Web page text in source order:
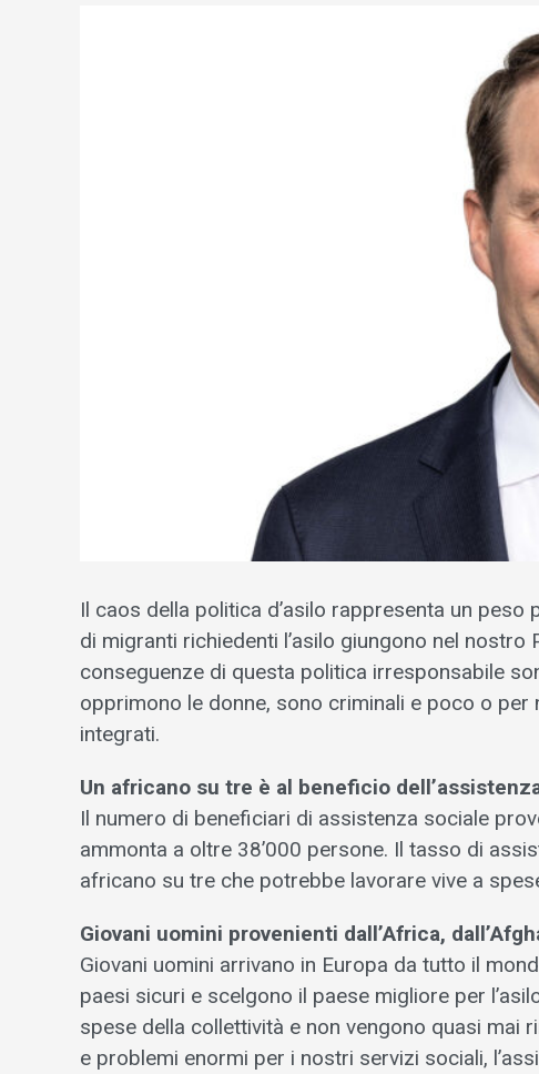
Il caos della politica d’asilo rappresenta un
di migranti richiedenti l’asilo giungono nel
conseguenze di questa politica irresponsabile
opprimono le donne, sono criminali e poco o
integrati.
Un africano su tre è al beneficio
Il numero di beneficiari di assistenza sociale
ammonta a oltre 38’000 persone. Il tasso di
africano su tre che potrebbe lavorare vive a
Giovani uomini provenienti dall’Africa,
Giovani uomini arrivano in Europa da tutto il
paesi sicuri e scelgono il paese migliore per
spese della collettività e non vengono quasi mai
e problemi enormi per i nostri servizi sociali,